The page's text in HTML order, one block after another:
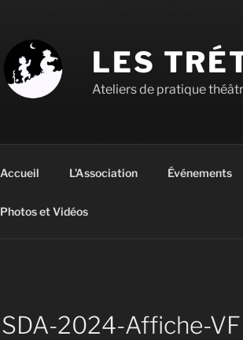
LES
Ateliers de pratique
Accueil L’Association Événements
Photos et Vidéos
SDA-2024-Affiche-VF